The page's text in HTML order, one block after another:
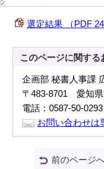
選定結果 （PDF
このページに関する
企画部 秘書人事課
〒483-8701 愛知
電話：0587-50-
お問い合わせは
前のページ